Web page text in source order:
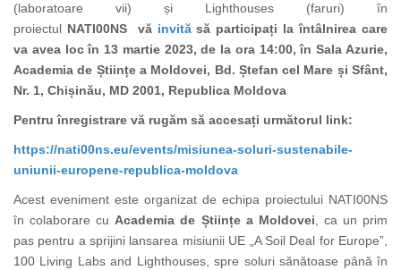
(laboratoare vii) și Lighthouses (faruri) în
proiectul NATI00NS vă invităsă participați la întâlnirea care
va avea loc în 13 martie 2023, de la ora 14:00,în Sala Azurie,
Academia de Științe a Moldovei, Bd. Ștefan cel Mare și Sfânt,
Nr. 1, Chișinău, MD 2001, Republica Moldova
Pentru înregistrare vă rugăm să accesați următorul link:
https://nati00ns.eu/events/misiunea-soluri-sustenabile-
uniunii-europene-republica-moldova
Acest eveniment este organizat de echipa proiectului NATI00NS
în colaborare cu Academia de Științe a Moldovei , ca un prim
pas pentru a sprijini lansarea misiunii UE „A Soil Deal for Europe”,
100 Living Labs and Lighthouses, spre soluri sănătoase până în